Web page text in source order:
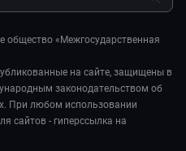
общество «Межгосударственная
на сайте, защищены в
законодательством об
При любом использовании
сайтов - гиперссылка на